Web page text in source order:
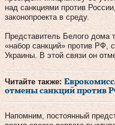
над санкциями против
законопроекта в среду.
Представитель Белого дома
«набор санкций» против РФ,
Украины. В этой связи он
Читайте также:
отмены санкций против
Напомним, постоянный